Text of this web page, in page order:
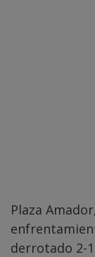
Plaza
derrotado 2-